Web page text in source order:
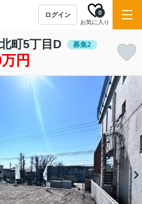
ログイン
お気に入り
0
町5丁目D 募集2
円